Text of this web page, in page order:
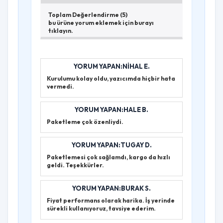
Toplam Değerlendirme (5)
bu ürüne yorum eklemek için burayı
tıklayın.
YORUM YAPAN:NIHAL E.
Kurulumu kolay oldu, yazıcımda hiçbir hata
vermedi.
YORUM YAPAN:HALE B.
Paketleme çok özenliydi.
YORUM YAPAN:TUGAY D.
Paketlemesi çok sağlamdı, kargo da hızlı
geldi. Teşekkürler.
YORUM YAPAN:BURAK S.
Fiyat performans olarak harika. İş yerinde
sürekli kullanıyoruz, tavsiye ederim.